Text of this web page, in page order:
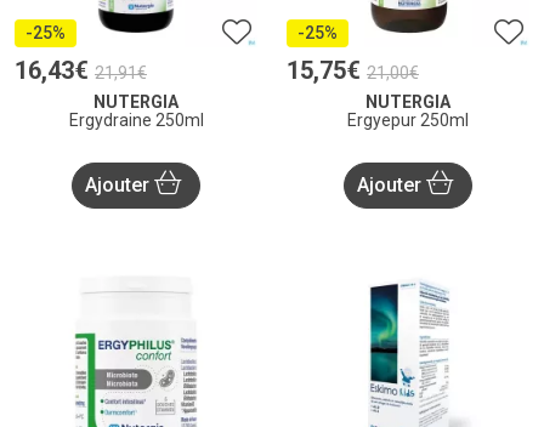
-25%
16,43€ 21,91€
NUTERGIA
Ergydraine 250ml
Ajouter
-25%
15,75€ 21,00€
NUTERGIA
Ergyepur 250ml
Ajouter